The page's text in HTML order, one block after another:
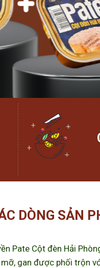
DÒNG SẢN
Pate Cột đèn Hải
mỡ, gan được phối trộn